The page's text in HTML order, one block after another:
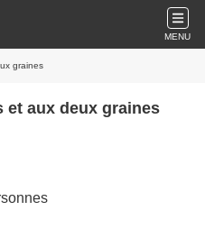
MENU
graines
et aux deux graines